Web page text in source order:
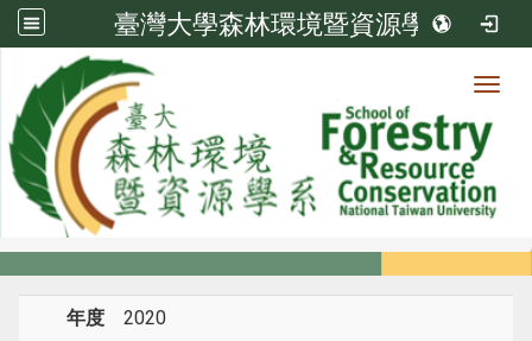
臺灣大學森林環境暨資源學系
系所成員
系所成員
年度 2020